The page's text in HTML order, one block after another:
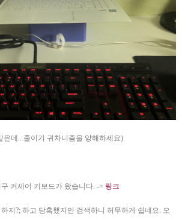
은데...줄이기 귀차니즘을 양해하세요)
커세어 키보드가 왔습니다. -> 링크
지?; 하고 당혹했지만 검색하니 허무하게 쉽네요. 오